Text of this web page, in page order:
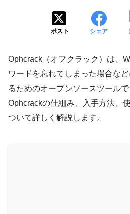
ポスト シェア
Ophcrack（オフクラック）は、
ワードを忘れてしまった場合な
るためのオープンソースツールで
Ophcrackの仕組み、入手方法、
ついて詳しく解説します。